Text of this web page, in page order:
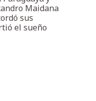
Maidana
sus
el sueño